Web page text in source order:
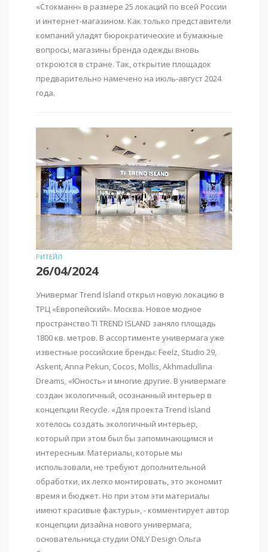
«Стокманн» в размере 25 локаций по всей России
и интернет-магазином. Как только представители
компаний уладят бюрократические и бумажные
вопросы, магазины бренда одежды вновь
откроются в стране. Так, открытие площадок
предварительно намечено на июль-август 2024
года.
РИТЕЙЛ
26/04/2024
Универмаг Trend Island открыл новую локацию в
ТРЦ «Европейский». Москва. Новое модное
пространство TI TREND ISLAND заняло площадь
1800 кв. метров. В ассортименте универмага уже
известные российские бренды: Feelz, Studio 29,
Askent, Anna Pekun, Cocos, Mollis, Akhmadullina
Dreams, «Юность» и многие другие. В универмаге
создан экологичный, осознанный интерьер в
концепции Recycle. «Для проекта Trend Island
хотелось создать экологичный интерьер,
который при этом был бы запоминающимся и
интересным. Материалы, которые мы
использовали, не требуют дополнительной
обработки, их легко монтировать, это экономит
время и бюджет. Но при этом эти материалы
имеют красивые фактуры», - комментирует автор
концепции дизайна нового универмага,
основательница студии ONLY Design Ольга